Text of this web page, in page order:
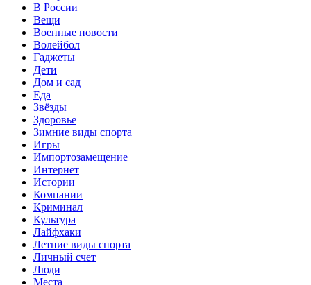
В России
Вещи
Военные новости
Волейбол
Гаджеты
Дети
Дом и сад
Еда
Звёзды
Здоровье
Зимние виды спорта
Игры
Импортозамещение
Интернет
Истории
Компании
Криминал
Культура
Лайфхаки
Летние виды спорта
Личный счет
Люди
Места